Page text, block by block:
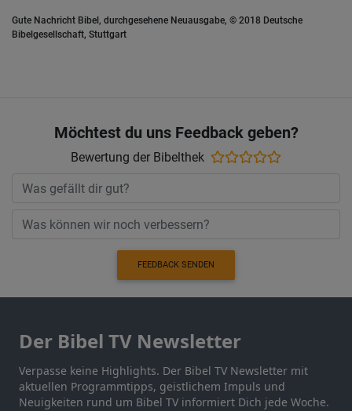
Gute Nachricht Bibel, durchgesehene Neuausgabe, © 2018 Deutsche
Bibelgesellschaft, Stuttgart
Möchtest du uns Feedback geben?
Bewertung der Bibelthek
FEEDBACK SENDEN
Der Bibel TV Newsletter
Verpasse keine Highlights. Der Bibel TV Newsletter mit
aktuellen Programmtipps, geistlichem Impuls und
Neuigkeiten rund um Bibel TV informiert Dich jede Woche.